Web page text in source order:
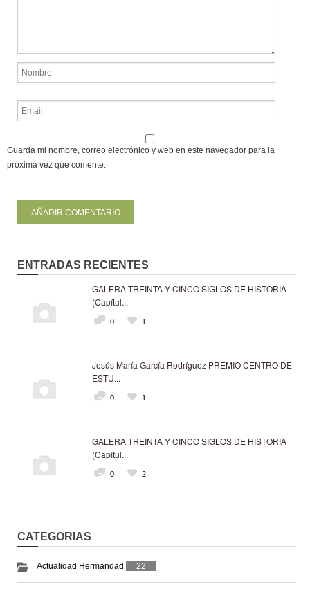
Guarda mi nombre, correo electrónico y web en este navegador para la
próxima vez que comente.
ENTRADAS RECIENTES
GALERA TREINTA Y CINCO SIGLOS DE HISTORIA
(Capítul...
0 1
Jesús María García Rodríguez PREMIO CENTRO DE
ESTU...
0 1
GALERA TREINTA Y CINCO SIGLOS DE HISTORIA
(Capítul...
0 2
CATEGORIAS
Actualidad Hermandad 22